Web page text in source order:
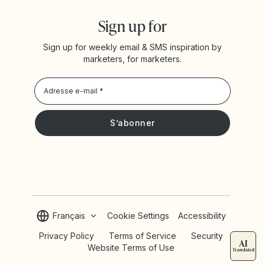
Sign up for
Sign up for weekly email & SMS inspiration by
marketers, for marketers.
Français
Terms of Service
Privacy Policy
Security
Website Terms of Use
Cookie Settings Accessibility